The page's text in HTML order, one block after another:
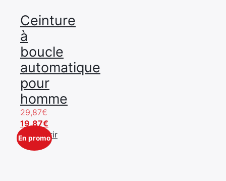
Ceinture
à
boucle
automatique
pour
homme
29,87€Le
prix
initial
était :
19,87€
prix
actuel
Découvrir
En promo